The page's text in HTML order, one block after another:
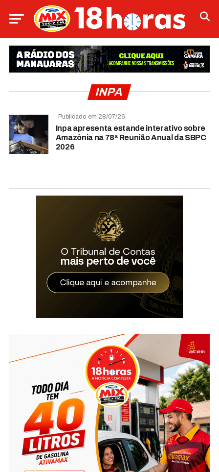
INPA
Publicado em 28/07/26
Inpa apresenta estande interativo sobre
Amazônia na 78ª Reunião Anual da SBPC
2026